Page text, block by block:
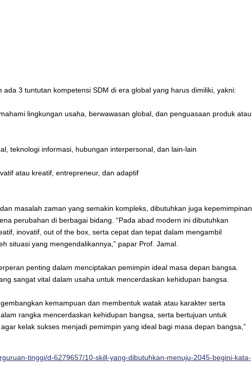
3 tuntutan kompetensi SDM di era global yang harus dimiliki, yakni:
lingkungan usaha, berwawasan global, dan penguasaan produk atau
teknologi informasi, hubungan interpersonal, dan lain-lain
atau kreatif, entrepreneur, dan adaptif
masalah zaman yang semakin kompleks, dibutuhkan juga kepemimpinan
perubahan di berbagai bidang. “Pada abad modern ini dibutuhkan
inovatif, out of the box, serta cepat dan tepat dalam mengambil
situasi yang mengendalikannya,” papar Prof. Jamal.
penting dalam menciptakan pemimpin ideal masa depan bangsa.
sangat vital dalam usaha untuk mencerdaskan kehidupan bangsa.
kemampuan dan membentuk watak atau karakter serta
rangka mencerdaskan kehidupan bangsa, serta bertujuan untuk
kelak sukses menjadi pemimpin yang ideal bagi masa depan bangsa,”
tinggi/d-6279657/10-skill-yang-dibutuhkan-menuju-2045-begini-kata-